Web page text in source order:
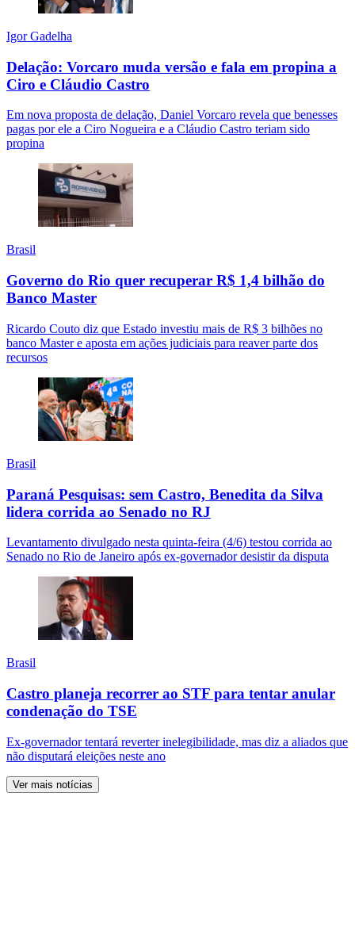
Igor Gadelha
Delação: Vorcaro muda versão e fala em propina a
Ciro e Cláudio Castro
Em nova proposta de delação, Daniel Vorcaro revela que benesses
pagas por ele a Ciro Nogueira e a Cláudio Castro teriam sido
propina
Brasil
Governo do Rio quer recuperar R$ 1,4 bilhão do
Banco Master
Ricardo Couto diz que Estado investiu mais de R$ 3 bilhões no
banco Master e aposta em ações judiciais para reaver parte dos
recursos
Brasil
Paraná Pesquisas: sem Castro, Benedita da Silva
lidera corrida ao Senado no RJ
Levantamento divulgado nesta quinta-feira (4/6) testou corrida ao
Senado no Rio de Janeiro após ex-governador desistir da disputa
Brasil
Castro planeja recorrer ao STF para tentar anular
condenação do TSE
Ex-governador tentará reverter inelegibilidade, mas diz a aliados que
não disputará eleições neste ano
Ver mais notícias